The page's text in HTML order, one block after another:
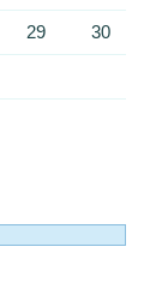
29 30